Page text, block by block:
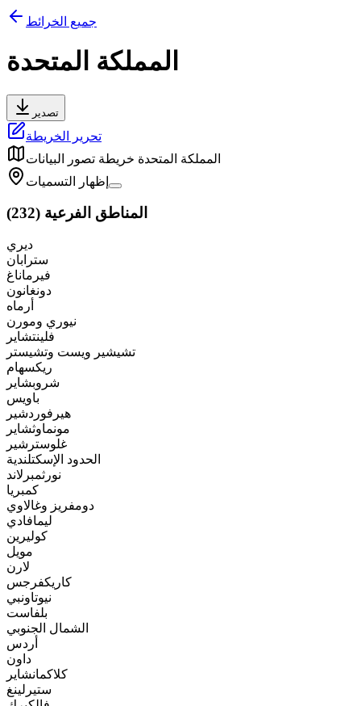
جميع الخرائط
المملكة المتحدة
تصدير
تحرير الخريطة
المملكة المتحدة خريطة تصور البيانات
إظهار التسميات
المناطق الفرعية (
232
)
ديري
سترابان
فيرماناغ
دونغانون
أرماه
نيوري ومورن
فلينتشاير
تشيشير ويست وتشيستر
ريكسهام
شروبشاير
باويس
هيرفوردشير
مونماوثشاير
غلوسترشير
الحدود الإسكتلندية
نورثمبرلاند
كمبريا
دومفريز وغالاوي
ليمافادي
كوليرين
مويل
لارن
كاريكفرجس
نيوتاونبي
بلفاست
الشمال الجنوبي
أردس
داون
كلاكمانشاير
ستيرلينغ